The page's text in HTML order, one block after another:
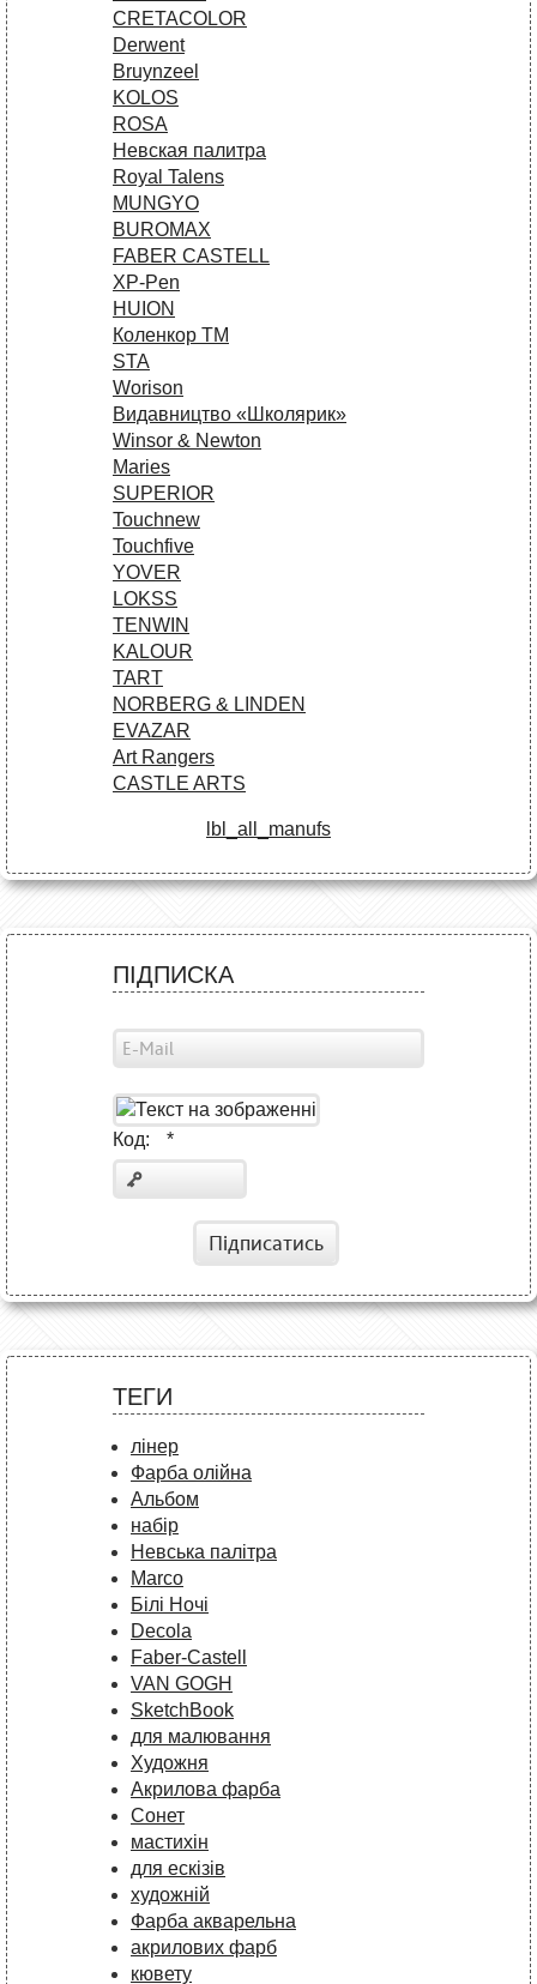
CRETACOLOR
Derwent
Bruynzeel
KOLOS
ROSA
Невская палитра
Royal Talens
MUNGYO
BUROMAX
FABER CASTELL
XP-Pen
HUION
Коленкор ТМ
STA
Worison
Видавництво «Школярик»
Winsor & Newton
Maries
SUPERIOR
Touchnew
Touchfive
YOVER
LOKSS
TENWIN
KALOUR
TART
NORBERG & LINDEN
EVAZAR
Art Rangers
CASTLE ARTS
lbl_all_manufs
ПІДПИСКА
Код: *
Підписатись
ТЕГИ
лінер
Фарба олійна
Альбом
набір
Невська палітра
Marco
Білі Ночі
Decola
Faber-Castell
VAN GOGH
SketchBook
для малювання
Художня
Акрилова фарба
Сонет
мастихін
для ескізів
художній
Фарба акварельна
акрилових фарб
кювету